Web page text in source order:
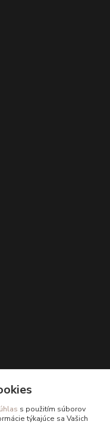
s použitím súborov
týkajúce sa Vašich